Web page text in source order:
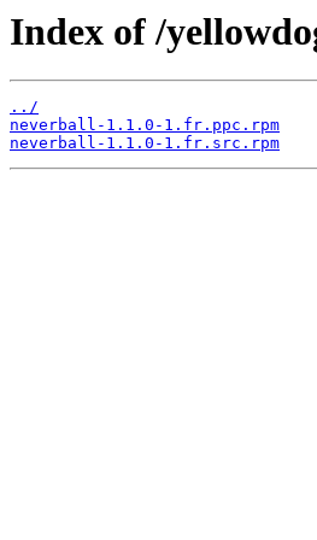
Index of /
../
neverball-1.1.0-1.fr.ppc.rpm
neverball-1.1.0-1.fr.src.rpm